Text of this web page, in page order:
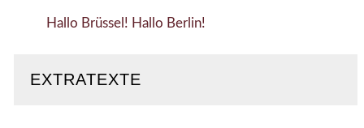
Hallo Brüssel! Hallo Berlin!
EXTRATEXTE